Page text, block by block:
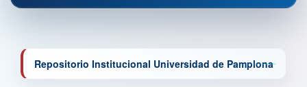
Repositorio Institucional Universidad de Pamplona